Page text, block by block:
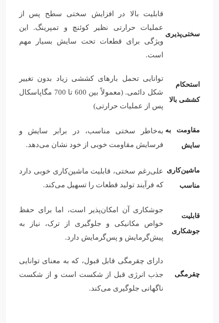
سختی‌پذیری
قابلیت بالا در افزایش سختی سطح پس از
عملیات حرارتی نظیر کوئنچ و تمپرینگ. این
ویژگی برای قطعات تحت سایش بسیار مهم
است.
استحکام
کششی بالا
توانایی تحمل بارهای کششی زیاد بدون تغییر
شکل دائمی. (معمولاً بین 600 تا 700 مگاپاسکال
پس از عملیات حرارتی)
مقاومت به
سایش
به‌خاطر سختی مناسب، در برابر سایش و
فرسایش مقاومت خوبی از خود نشان می‌دهد.
ماشین‌کاری
مناسب
علی‌رغم سختی، قابلیت ماشین‌کاری خوبی دارد
که فرآیند تولید قطعات را تسهیل می‌کند.
قابلیت
جوشکاری
جوشکاری آن امکان‌پذیر است، اما برای حفظ
خواص مکانیکی و جلوگیری از ترک، نیاز به
پیش‌گرمایش و پس‌گرمایش دارد.
چقرمگی
دارای چقرمگی قابل قبول، که به معنای توانایی
جذب انرژی قبل از شکست است و از شکست
ناگهانی جلوگیری می‌کند.